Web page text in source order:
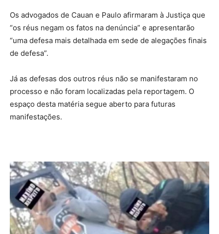
Os advogados de Cauan e Paulo afirmaram à Justiça que
“os réus negam os fatos na denúncia” e apresentarão
“uma defesa mais detalhada em sede de alegações finais
de defesa”.
Já as defesas dos outros réus não se manifestaram no
processo e não foram localizadas pela reportagem. O
espaço desta matéria segue aberto para futuras
manifestações.